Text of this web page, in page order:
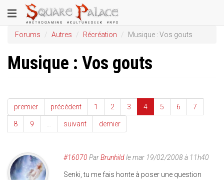
au
contenu
principal
Toggle
navigation
Forums Autres Récréation Musique : Vos gouts
Musique : Vos gouts
premier précédent 1 2 3 4 5 6 7
8 9 suivant dernier
#16070 ParBrunhildle mar 19/02/2008 à 11h40
Senki, tu me fais honte à poser une question